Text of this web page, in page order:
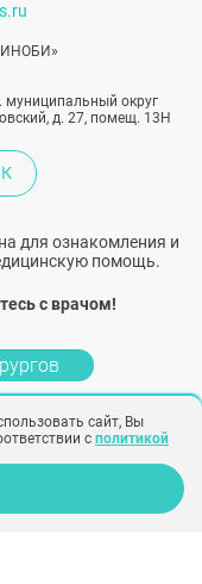
муниципальный округ
д. 27, помещ. 13Н
для ознакомления и
помощь.
с врачом!
персональных
сайт, Вы
с политикой